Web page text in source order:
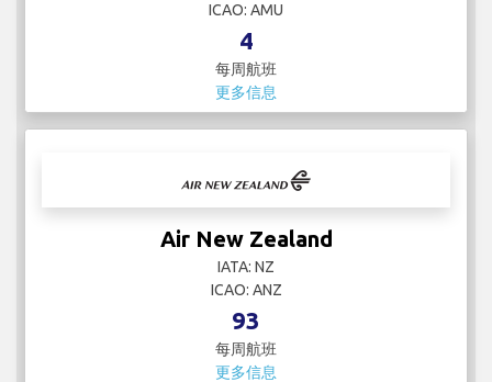
ICAO: AMU
4
每周航班
更多信息
Air New Zealand
IATA: NZ
ICAO: ANZ
93
每周航班
更多信息